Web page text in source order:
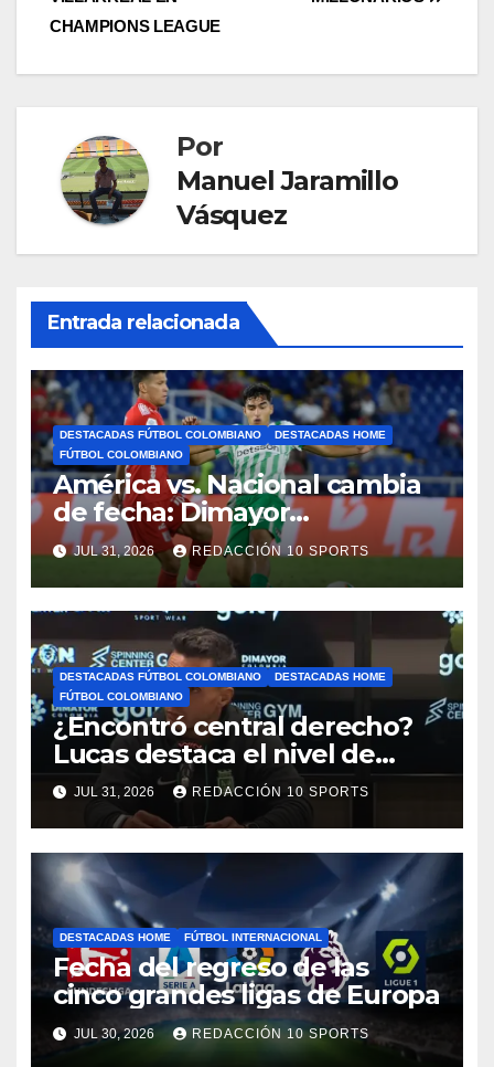
CHAMPIONS LEAGUE
Por
Manuel Jaramillo
Vásquez
Entrada relacionada
DESTACADAS FÚTBOL COLOMBIANO
DESTACADAS HOME
FÚTBOL COLOMBIANO
América vs. Nacional cambia
de fecha: Dimayor
reprogramó el clásico por
motivos de seguridad
JUL 31, 2026 REDACCIÓN 10 SPORTS
DESTACADAS FÚTBOL COLOMBIANO
DESTACADAS HOME
FÚTBOL COLOMBIANO
¿Encontró central derecho?
Lucas destaca el nivel de
Néider Parra
JUL 31, 2026 REDACCIÓN 10 SPORTS
DESTACADAS HOME FÚTBOL INTERNACIONAL
Fecha del regreso de las
cinco grandes ligas de Europa
JUL 30, 2026 REDACCIÓN 10 SPORTS